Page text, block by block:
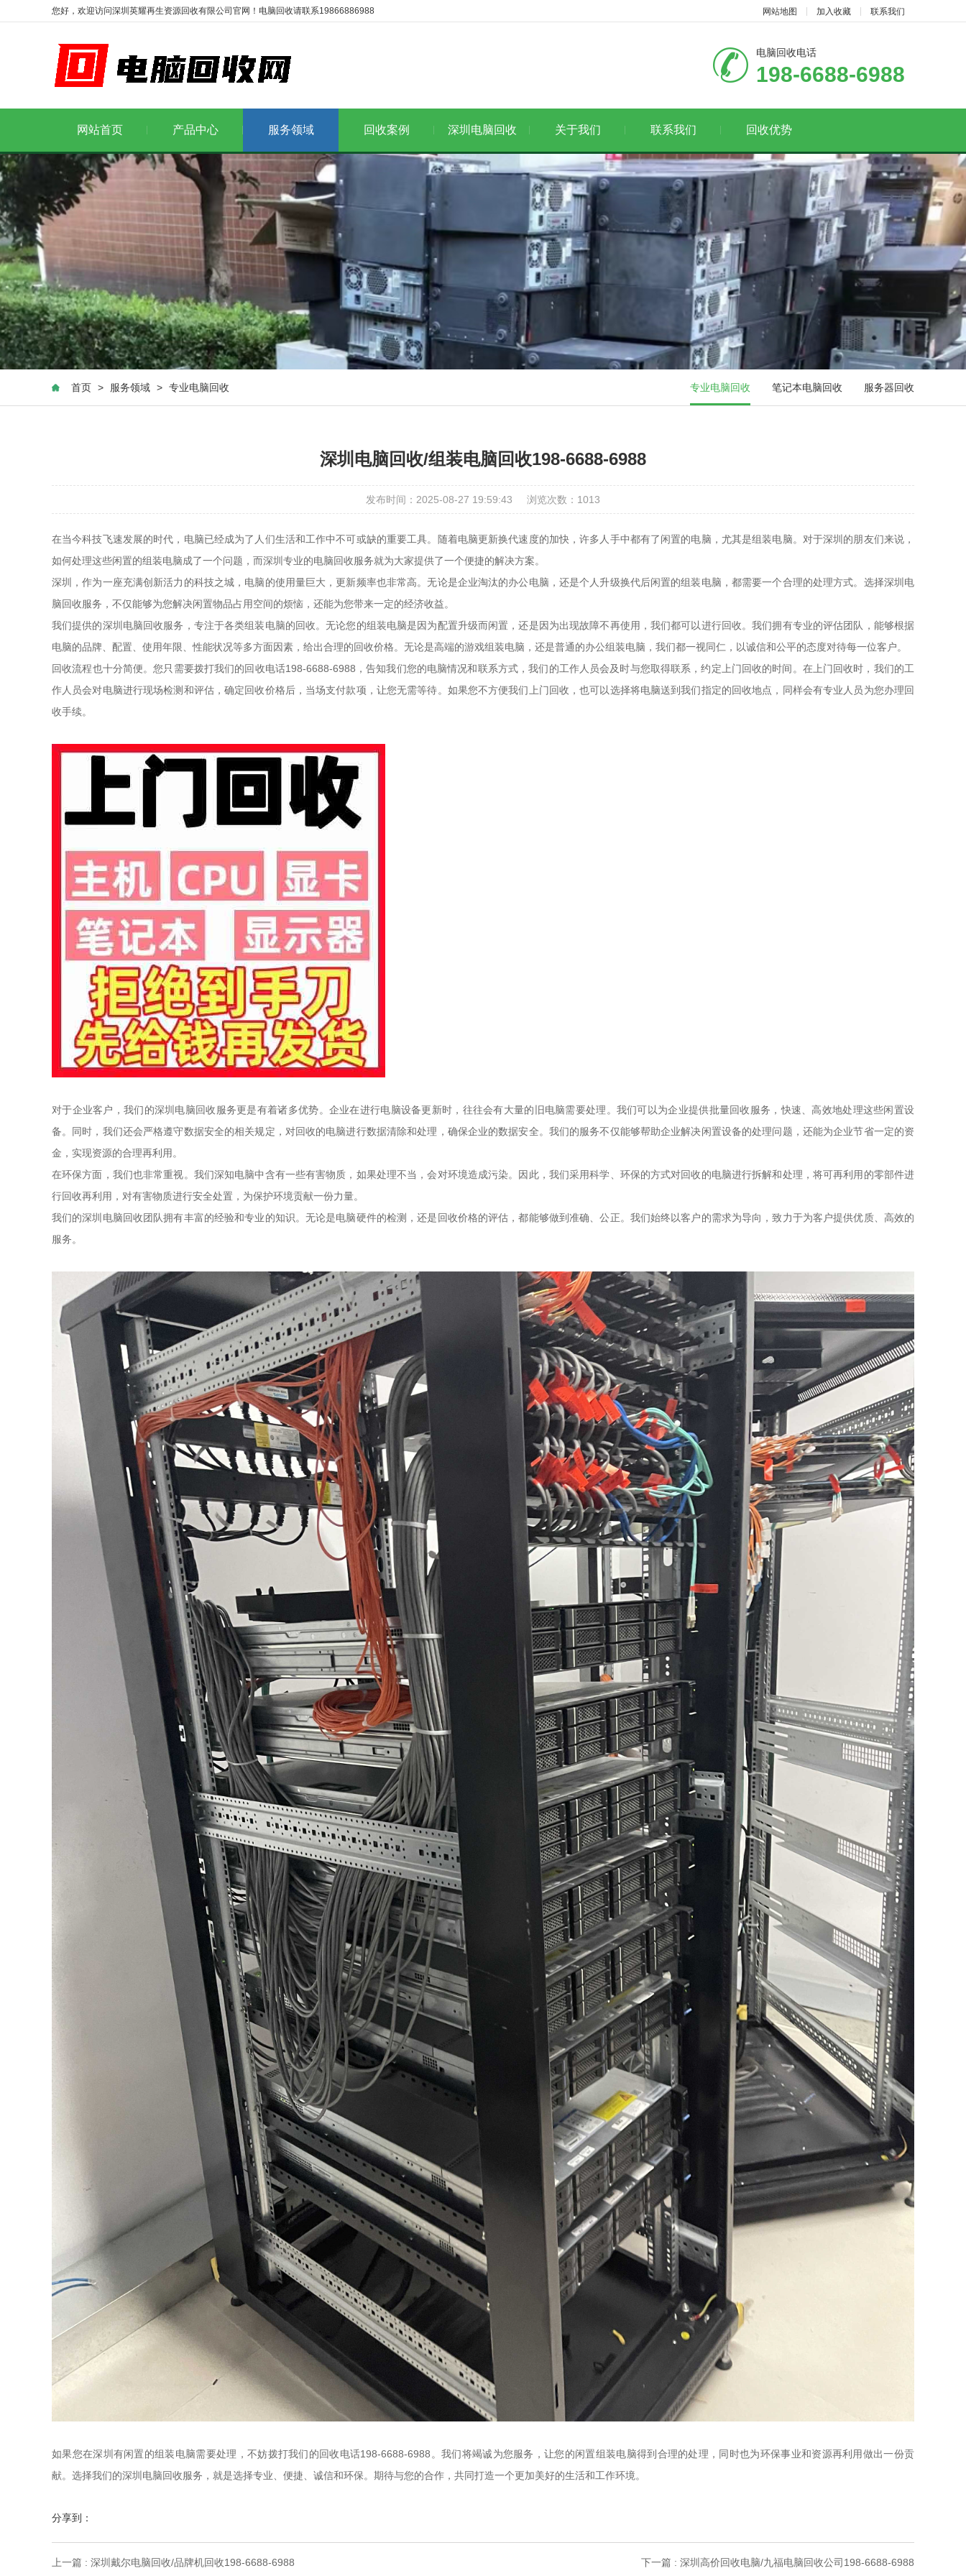
您好，欢迎访问深圳英耀再生资源回收有限公司官网！电脑回收请联系19866886988 网站地图 加入收藏 联系我们
电脑回收电话
198-6688-6988
网站首页 产品中心 服务领域 回收案例 深圳电脑回收 关于我们 联系我们 回收优势
首页 > 服务领域 > 专业电脑回收 专业电脑回收 笔记本电脑回收 服务器回收
深圳电脑回收/组装电脑回收198-6688-6988
发布时间：2025-08-27 19:59:43 浏览次数： 1013
在当今科技飞速发展的时代，电脑已经成为了人们生活和工作中不可或缺的重要工具。随着电脑更新换代速度的加快，许多人手中都有了闲置的电脑，尤其是组装电脑。对于深圳的朋友们来说，
如何处理这些闲置的组装电脑成了一个问题，而深圳专业的电脑回收服务就为大家提供了一个便捷的解决方案。
深圳，作为一座充满创新活力的科技之城，电脑的使用量巨大，更新频率也非常高。无论是企业淘汰的办公电脑，还是个人升级换代后闲置的组装电脑，都需要一个合理的处理方式。选择深圳电
脑回收服务，不仅能够为您解决闲置物品占用空间的烦恼，还能为您带来一定的经济收益。
我们提供的深圳电脑回收服务，专注于各类组装电脑的回收。无论您的组装电脑是因为配置升级而闲置，还是因为出现故障不再使用，我们都可以进行回收。我们拥有专业的评估团队，能够根据
电脑的品牌、配置、使用年限、性能状况等多方面因素，给出合理的回收价格。无论是高端的游戏组装电脑，还是普通的办公组装电脑，我们都一视同仁，以诚信和公平的态度对待每一位客户。
回收流程也十分简便。您只需要拨打我们的回收电话198-6688-6988，告知我们您的电脑情况和联系方式，我们的工作人员会及时与您取得联系，约定上门回收的时间。在上门回收时，我们的工
作人员会对电脑进行现场检测和评估，确定回收价格后，当场支付款项，让您无需等待。如果您不方便我们上门回收，也可以选择将电脑送到我们指定的回收地点，同样会有专业人员为您办理回
收手续。
对于企业客户，我们的深圳电脑回收服务更是有着诸多优势。企业在进行电脑设备更新时，往往会有大量的旧电脑需要处理。我们可以为企业提供批量回收服务，快速、高效地处理这些闲置设
备。同时，我们还会严格遵守数据安全的相关规定，对回收的电脑进行数据清除和处理，确保企业的数据安全。我们的服务不仅能够帮助企业解决闲置设备的处理问题，还能为企业节省一定的资
金，实现资源的合理再利用。
在环保方面，我们也非常重视。我们深知电脑中含有一些有害物质，如果处理不当，会对环境造成污染。因此，我们采用科学、环保的方式对回收的电脑进行拆解和处理，将可再利用的零部件进
行回收再利用，对有害物质进行安全处置，为保护环境贡献一份力量。
我们的深圳电脑回收团队拥有丰富的经验和专业的知识。无论是电脑硬件的检测，还是回收价格的评估，都能够做到准确、公正。我们始终以客户的需求为导向，致力于为客户提供优质、高效的
服务。
如果您在深圳有闲置的组装电脑需要处理，不妨拨打我们的回收电话198-6688-6988。我们将竭诚为您服务，让您的闲置组装电脑得到合理的处理，同时也为环保事业和资源再利用做出一份贡
献。选择我们的深圳电脑回收服务，就是选择专业、便捷、诚信和环保。期待与您的合作，共同打造一个更加美好的生活和工作环境。
分享到：
上一篇 : 深圳戴尔电脑回收/品牌机回收198-6688-6988 下一篇 : 深圳高价回收电脑/九福电脑回收公司198-6688-6988